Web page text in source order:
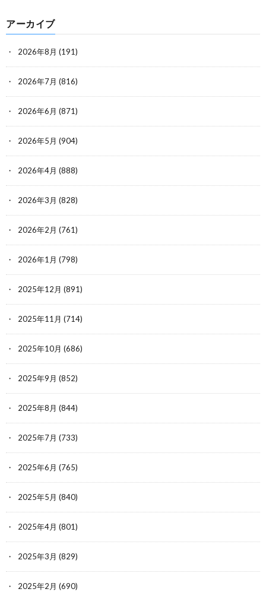
アーカイブ
2026年8月 (191)
2026年7月 (816)
2026年6月 (871)
2026年5月 (904)
2026年4月 (888)
2026年3月 (828)
2026年2月 (761)
2026年1月 (798)
2025年12月 (891)
2025年11月 (714)
2025年10月 (686)
2025年9月 (852)
2025年8月 (844)
2025年7月 (733)
2025年6月 (765)
2025年5月 (840)
2025年4月 (801)
2025年3月 (829)
2025年2月 (690)